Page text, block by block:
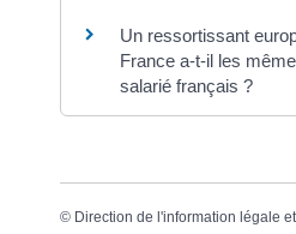
Un ressortissant
France a-t-il les
salarié français ?
© Direction de l'information légale